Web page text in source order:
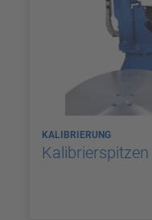
KALIBRIERUNG
Kalibrierspitzen